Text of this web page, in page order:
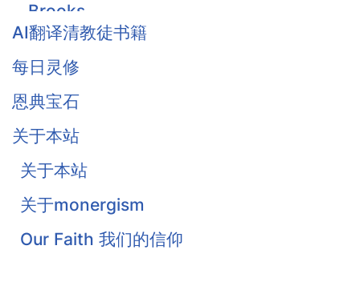
Brooks
Owen
Traill
Thomas Waston
Goodwin
Flavel
Colquhoun
戴恩·奥特伦
AI翻译清教徒书籍
每日灵修
恩典宝石
关于本站
关于本站
关于monergism
Our Faith 我们的信仰